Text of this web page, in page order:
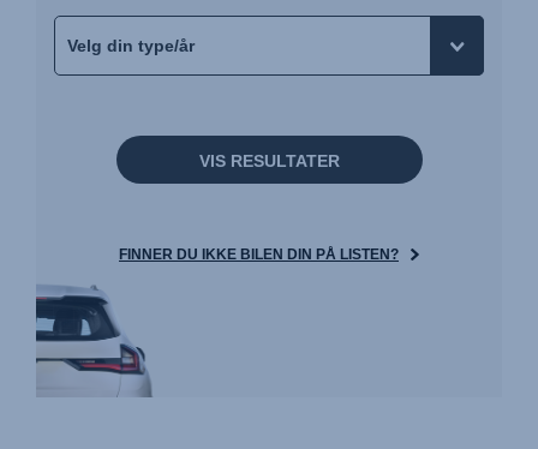
VIS RESULTATER
FINNER DU IKKE BILEN DIN PÅ LISTEN?